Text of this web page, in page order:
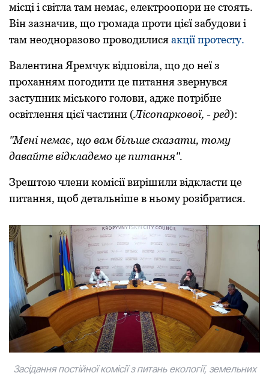
місці і світла там немає, електроопори не стоять.
Він зазначив, що громада проти цієї забудови і
там неодноразово проводилисяакції протесту.
Валентина Яремчук відповіла, що до неї з
проханням погодити це питання звернувся
заступник міського голови, адже потрібне
освітлення цієї частини (Лісопаркової, - ред):
"Мені немає, що вам більше сказати, тому
давайте відкладемо це питання".
Зрештою члени комісії вирішили відкласти це
питання, щоб детальніше в ньому розібратися.
Засідання постійної комісії з питань екології, земельних